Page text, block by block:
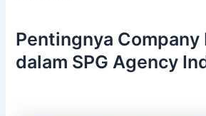
Pentingnya Company
dalam SPG Agency